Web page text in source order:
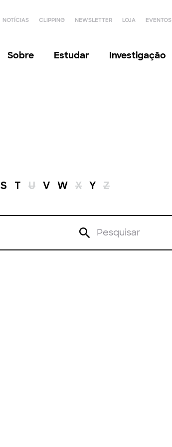
NOTÍCIAS CLIPPING NEWSLETTER LOJA EVENTOS
Sobre Estudar Investigação
S T U V W X Y Z